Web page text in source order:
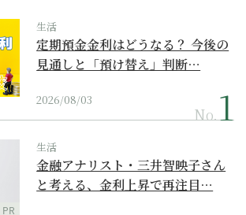
生活
定期預金金利はどうなる？ 今後の
見通しと「預け替え」判断…
2026/08/03
No.
PR
生活
金融アナリスト・三井智映子さん
と考える、金利上昇で再注目…